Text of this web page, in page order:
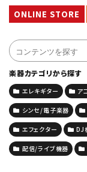
ONLINE STORE
楽器カテゴリから探す
エレキギター ア
シンセ/電子楽器
エフェクター DJ
配信/ライブ機器